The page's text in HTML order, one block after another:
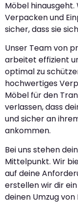
Möbel
Verpacken und
sicher, dass sie
Unser Team von
arbeitet effizient
optimal zu
hochwertiges
Möbel für den
verlassen, dass
und sicher an
ankommen.
Bei uns stehen
Mittelpunkt. Wir
auf deine
erstellen wir dir
deinen Umzug